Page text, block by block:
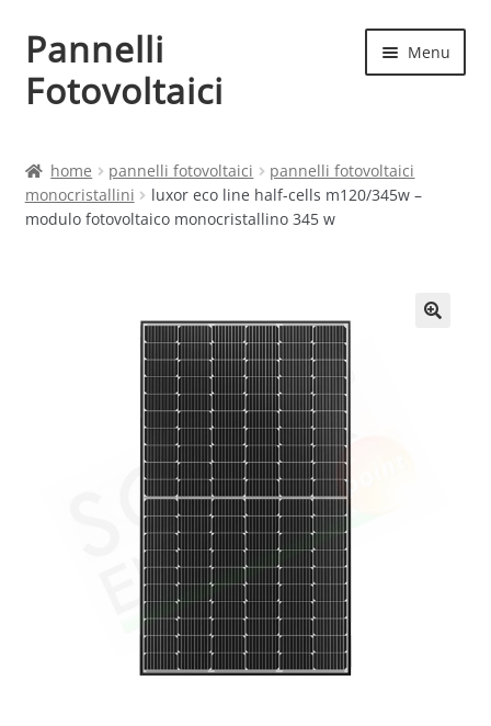
Vai
alla
navigazione
Vai
al
contenuto
Pannelli
Fotovoltaici
Menu
Cart
home pannelli fotovoltaici
pannelli fotovoltaici
monocristallini
luxor eco line half-cells m120/345w –
modulo fotovoltaico monocristallino 345 w